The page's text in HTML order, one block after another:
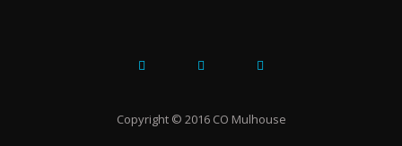
Copyright © 2016 CO Mulhouse